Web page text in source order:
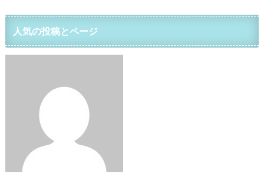
人気の投稿とページ